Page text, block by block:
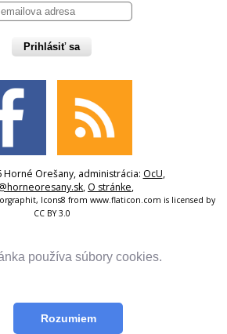
používa súbory cookies.
Rozumiem
Prihlásiť sa
Horné Orešany, administrácia: OcU,
, O stránke,
, Icons8 from www.flaticon.com is licensed by
CC BY 3.0